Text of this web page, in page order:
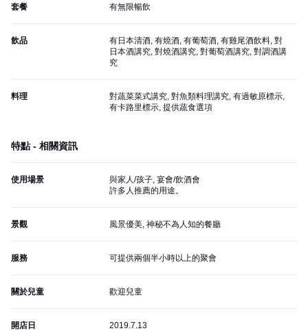
套餐 有無限暢飲
飲品
有日本清酒, 有燒酒, 有葡萄酒, 有雞尾酒飲料, 對
日本酒講究, 對燒酒講究, 對葡萄酒講究, 對調酒講
究
料理
對蔬菜菜式講究, 對魚類料理講究, 有過敏原標示,
有卡路里標示, 提供蔬食選項
特點 - 相關資訊
使用場景
與家人/孩子, 宴會/飲酒會
許多人推薦的用途。
景觀 風景優美, 神秘不為人知的餐廳
服務 可提供兩個半小時以上的聚會
關於兒童 歡迎兒童
開店日 2019.7.13